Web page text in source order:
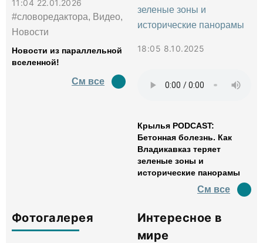
11:04 22.01.2026
#словоредактора, Видео,
Новости
Новости из параллельной
вселенной!
См все
18:05 8.10.2025
Крылья PODCAST:
Бетонная болезнь. Как
Владикавказ теряет
зеленые зоны и
исторические панорамы
См все
Фотогалерея
Интересное в
мире